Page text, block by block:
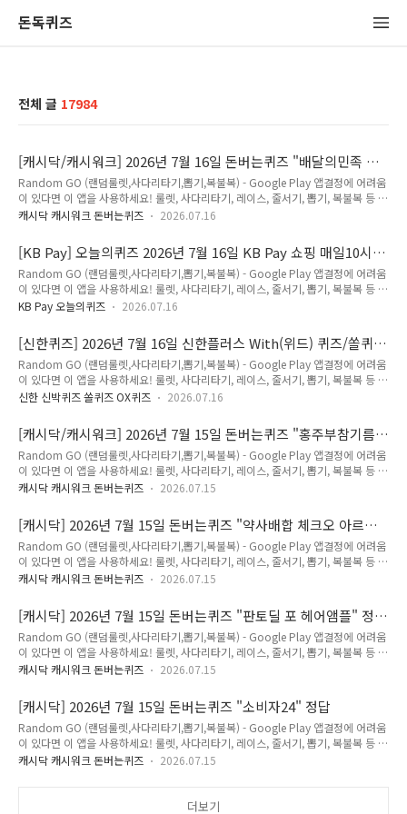
돈독퀴즈
전체 글 17984
[캐시닥/캐시워크] 2026년 7월 16일 돈버는퀴즈 "배달의민족 먹
을복페스타" 정답
Random GO (랜덤룰렛,사다리타기,뽑기,복불복) - Google Play 앱결정에 어려움
이 있다면 이 앱을 사용하세요! 룰렛, 사다리타기, 레이스, 줄서기, 뽑기, 복불복 등 맞
춤 설정으로 쉽게 결정하세요!play.google.com 2026년 7월 16일 캐시닥/캐시워
서는 오늘 한정 맘스터치, OO쥬르, 배스킨라빈스 선착순 할인 쿠폰을 드려요 🎁✨
(힌트 : 초성 ㄸㄹ, 이벤트 페이지에서 확인할 수 있어요👀) 정답은 [ 뚜레 ] Q. 정답은
[ ] Q. 정답은 [ ] Q. 정답은 [ ] Q. 정답은 [ ] Q. 정답은 [ ] 저는 캐시닥/캐시위크의 퀴
즈의 정답을최대한 빠르고 정확하게 포스팅해볼..
캐시닥 캐시워크 돈버는퀴즈 2026.07.16
[KB Pay] 오늘의퀴즈 2026년 7월 16일 KB Pay 쇼핑 매일10시
에서 '락토핏 코어(300포)' 구매 시 받을 수 있는 혜택이 아닌 것
은? 정답
Random GO (랜덤룰렛,사다리타기,뽑기,복불복) - Google Play 앱결정에 어려움
이 있다면 이 앱을 사용하세요! 룰렛, 사다리타기, 레이스, 줄서기, 뽑기, 복불복 등 맞
춤 설정으로 쉽게 결정하세요!play.google.com2026년 7월 16일 KB Pay 오늘의
혜택이 아닌 것은? 정가 대비 64% 할인 신제품 샘플 증정 락토핏 골드 60포 증정 정
답은 [ 신제품 샘플 증정 ] 저는 국민은행 포인트리를 적립할 수 있는 리브메이트 퀴
즈의 정답을최대한 빠르고 정확하게 포스팅해볼까합니다.앞으로 다양하고 많은 퀴
즈정답을 보다 손쉽게 알고 싶으시다면,구독 또는 즐겨찾기 추가를 권장합니다.네이
버나 ..
KB Pay 오늘의퀴즈 2026.07.16
[신한퀴즈] 2026년 7월 16일 신한플러스 With(위드) 퀴즈/쏠퀴
즈/OX퀴즈 정답
Random GO (랜덤룰렛,사다리타기,뽑기,복불복) - Google Play 앱결정에 어려움
이 있다면 이 앱을 사용하세요! 룰렛, 사다리타기, 레이스, 줄서기, 뽑기, 복불복 등 맞
춤 설정으로 쉽게 결정하세요!play.google.com 2026년 7월 16일신한 슈퍼SOL
이치 나고야 아시안게임 야구 종목 B조에 속한 팀이 아닌 것은?정답은 [ 일본 ] Q. 신
한SOL페이 퀴즈팡팡 정답은 [ 10만명 ] Q. 신한 슈퍼SOL 출석퀴즈 정답은[ 준비중 ]
저는 마이신한포인트를 적립할 수 있는 신한 퀴즈의 정답을최대한 빠르고 정확하게
포스팅해볼까 합니다.앞으로 다양하고 많은 퀴즈 정답을 보다 손쉽게 알고 싶으시
다..
신한 신박퀴즈 쏠퀴즈 OX퀴즈 2026.07.16
[캐시닥/캐시워크] 2026년 7월 15일 돈버는퀴즈 "홍주부참기름"
정답
Random GO (랜덤룰렛,사다리타기,뽑기,복불복) - Google Play 앱결정에 어려움
이 있다면 이 앱을 사용하세요! 룰렛, 사다리타기, 레이스, 줄서기, 뽑기, 복불복 등 맞
춤 설정으로 쉽게 결정하세요!play.google.com 2026년 7월 15일 캐시닥/캐시워
름2병 행사가 ○○○○○원고급스러운 한지포장!선물용으로도 제격! 정답은 [
13990 ] Q. 정답은 [ ] Q. 정답은 [ ] Q. 정답은 [ ] Q. 정답은 [ ] Q. 정답은 [ ] 저는 캐
시닥/캐시위크의 퀴즈의 정답을최대한 빠르고 정확하게 포스팅해볼까 합니다.앞으
로 다양하고 많은 퀴즈 정답을 보다 손쉽게 알고 싶으시다면,구독..
캐시닥 캐시워크 돈버는퀴즈 2026.07.15
[캐시닥] 2026년 7월 15일 돈버는퀴즈 "약사배합 체크오 아르타
민" 정답
Random GO (랜덤룰렛,사다리타기,뽑기,복불복) - Google Play 앱결정에 어려움
이 있다면 이 앱을 사용하세요! 룰렛, 사다리타기, 레이스, 줄서기, 뽑기, 복불복 등 맞
춤 설정으로 쉽게 결정하세요!play.google.com 2026년 7월 15일 캐시닥 돈버는
음료 'OOOO'은 활력 시너지를 위해 아르기닌, 비타민B군, 비타민C를 특허 배합했
습니다. 제품명은 무엇일까요? (초성힌트 : ㅇㄹㅌㅁ) 정답은 [ 아르타민 ] Q. 정답은
[ ] Q. 정답은 [ ] Q. 정답은 [ ] Q. 정답은 [ ] Q. 정답은 [ ] 저는 캐시닥/캐시위크의 퀴
즈의 정답을최대한 빠르고 정확하게 포스팅해볼까 ..
캐시닥 캐시워크 돈버는퀴즈 2026.07.15
[캐시닥] 2026년 7월 15일 돈버는퀴즈 "판토딜 포 헤어앰플" 정
답
Random GO (랜덤룰렛,사다리타기,뽑기,복불복) - Google Play 앱결정에 어려움
이 있다면 이 앱을 사용하세요! 룰렛, 사다리타기, 레이스, 줄서기, 뽑기, 복불복 등 맞
춤 설정으로 쉽게 결정하세요!play.google.com 2026년 7월 15일 캐시닥 돈버는
성 성분 3종(살리실릭애씨드, 덱스판테놀, 엘-멘톨 식약처 인증)이 함유되어 있습니
다. ㅇㅇ는 무엇일까요? 정답은 [ 탈모 ] Q. 정답은 [ ] Q. 정답은 [ ] Q. 정답은 [ ] Q.
정답은 [ ] Q. 정답은 [ ] 저는 캐시닥/캐시위크의 퀴즈의 정답을최대한 빠르고 정확
하게 포스팅해볼까 합니다.앞으로 다양하고 많은 퀴즈 정답..
캐시닥 캐시워크 돈버는퀴즈 2026.07.15
[캐시닥] 2026년 7월 15일 돈버는퀴즈 "소비자24" 정답
Random GO (랜덤룰렛,사다리타기,뽑기,복불복) - Google Play 앱결정에 어려움
이 있다면 이 앱을 사용하세요! 룰렛, 사다리타기, 레이스, 줄서기, 뽑기, 복불복 등 맞
춤 설정으로 쉽게 결정하세요!play.google.com 2026년 7월 15일 캐시닥 돈버는
에 대한 예방과 함께 실제 피해가 발생하더라도 이를 쉽게 구제받을 수 있도록 지원
캐시닥 캐시워크 돈버는퀴즈 2026.07.15
더보기